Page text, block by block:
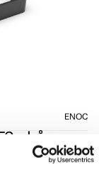
ENOC
skåp,